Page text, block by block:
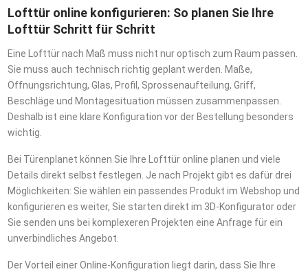
Lofttür online konfigurieren: So planen Sie Ihre
Lofttür Schritt für Schritt
Eine Lofttür nach Maß muss nicht nur optisch zum Raum passen.
Sie muss auch technisch richtig geplant werden. Maße,
Öffnungsrichtung, Glas, Profil, Sprossenaufteilung, Griff,
Beschläge und Montagesituation müssen zusammenpassen.
Deshalb ist eine klare Konfiguration vor der Bestellung besonders
wichtig.
Bei Türenplanet können Sie Ihre Lofttür online planen und viele
Details direkt selbst festlegen. Je nach Projekt gibt es dafür drei
Möglichkeiten: Sie wählen ein passendes Produkt im Webshop und
konfigurieren es weiter, Sie starten direkt im 3D-Konfigurator oder
Sie senden uns bei komplexeren Projekten eine Anfrage für ein
unverbindliches Angebot.
Der Vorteil einer Online-Konfiguration liegt darin, dass Sie Ihre